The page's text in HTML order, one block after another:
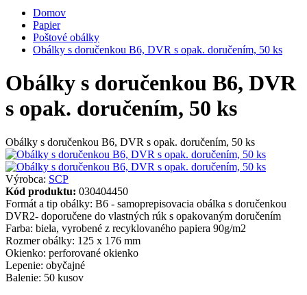
Domov
Papier
Poštové obálky
Obálky s doručenkou B6, DVR s opak. doručením, 50 ks
Obálky s doručenkou B6, DVR
s opak. doručením, 50 ks
Obálky s doručenkou B6, DVR s opak. doručením, 50 ks
Výrobca: SCP
Kód produktu: 030404450
Formát a tip obálky: B6 - samoprepisovacia obálka s doručenkou
DVR2- doporučene do vlastných rúk s opakovaným doručením
Farba: biela, vyrobené z recyklovaného papiera 90g/m2
Rozmer obálky: 125 x 176 mm
Okienko: perforované okienko
Lepenie: obyčajné
Balenie: 50 kusov